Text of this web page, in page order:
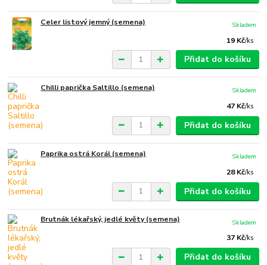
Celer listový jemný (semena)
19 Kč/ks
Skladem
Přidat do košíku
Chilli paprička Saltillo (semena)
47 Kč/ks
Skladem
Přidat do košíku
Paprika ostrá Korál (semena)
28 Kč/ks
Skladem
Přidat do košíku
Brutnák lékařský, jedlé květy (semena)
37 Kč/ks
Skladem
Přidat do košíku